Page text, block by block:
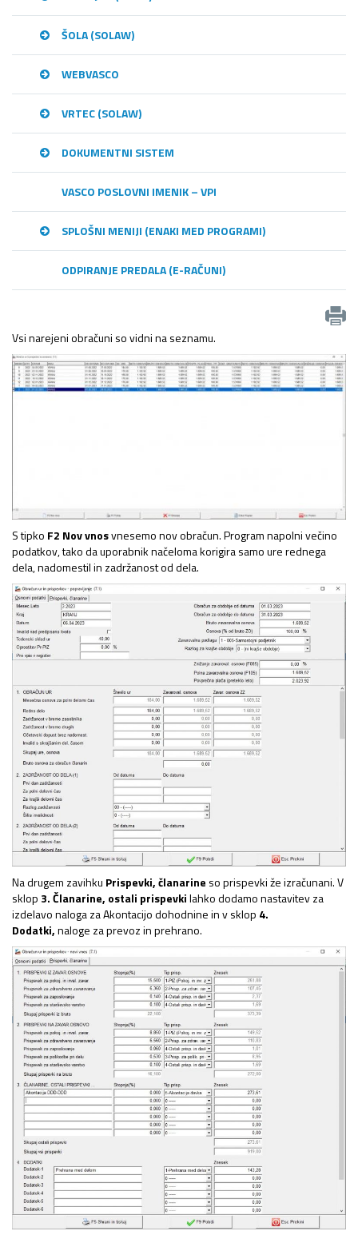
ŠOLA (SOLAW)
WEBVASCO
VRTEC (SOLAW)
DOKUMENTNI SISTEM
VASCO POSLOVNI IMENIK – VPI
SPLOŠNI MENIJI (ENAKI MED PROGRAMI)
ODPIRANJE PREDALA (E-RAČUNI)
Vsi narejeni obračuni so vidni na seznamu.
S tipko F2 Nov vnosvnesemo nov obračun. Program napolni večino
podatkov, tako da uporabnik načeloma korigira samo ure rednega
dela, nadomestil in zadržanost od dela.
Na drugem zavihku Prispevki, članarine so prispevki že izračunani. V
sklop 3. Članarine, ostali prispevkilahko dodamo nastavitev za
izdelavo naloga za Akontacijo dohodnine in v sklop 4.
Dodatki,naloge za prevoz in prehrano.